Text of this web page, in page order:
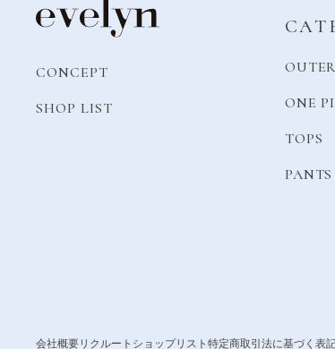
CONCEPT
SHOP LIST
OUTER
ONE
TOPS
PANTS
会社概要 リクルート ショップリスト 特定商取引法に基づく表